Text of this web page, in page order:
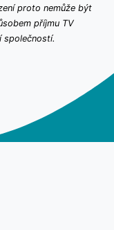
proto nemůže být
příjmu TV
společností.